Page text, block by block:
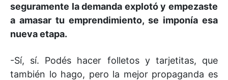
seguramente la demanda explotó y empezaste
a amasar tu emprendimiento, se imponía esa
nueva etapa.
-Sí, sí. Podés hacer folletos y tarjetitas, que
también lo hago, pero la mejor propaganda es